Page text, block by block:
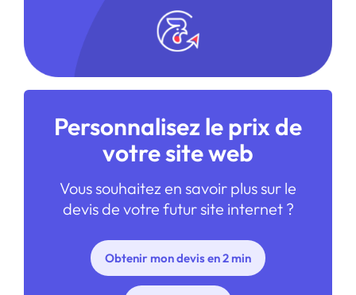
Personnalisez le prix de
votre site web
Vous souhaitez en savoir plus sur le
devis de votre futur site internet ?
Obtenir mon devis en 2 min